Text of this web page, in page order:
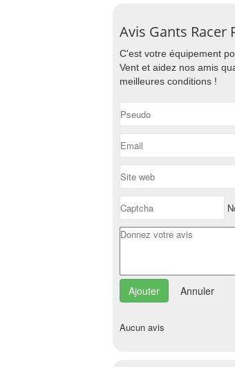
Avis Gants Racer
C'est votre équipement
Vent et aidez nos amis
meilleures conditions !
Annuler
Aucun avis